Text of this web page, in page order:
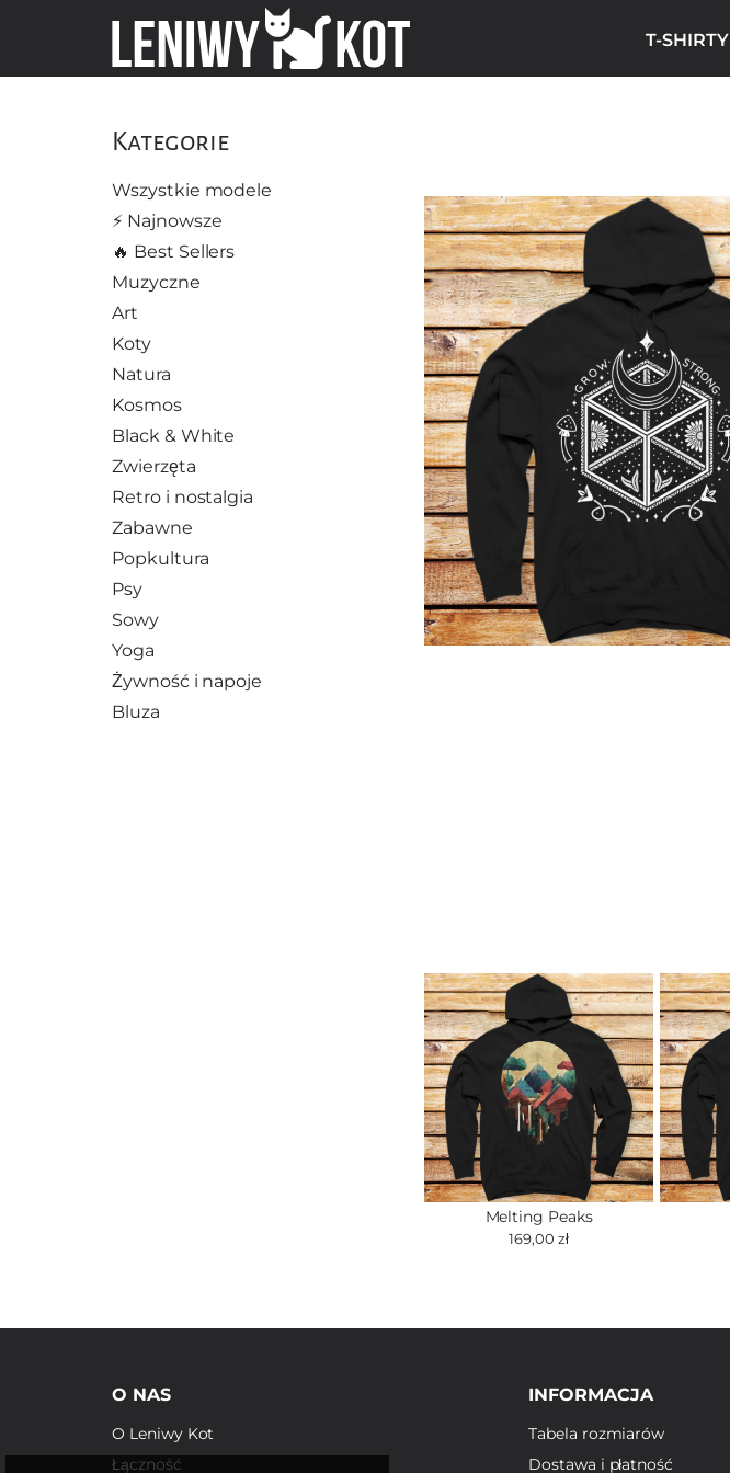
T-SHIRTY
Kategorie
Wszystkie modele
⚡️ Najnowsze
🔥 Best Sellers
Muzyczne
Art
Koty
Natura
Kosmos
Black & White
Zwierzęta
Retro i nostalgia
Zabawne
Popkultura
Psy
Sowy
Yoga
Żywność i napoje
Bluza
Melting Peaks
169,00 zł
O NAS
O Leniwy Kot
Łączność
INFORMACJA
Tabela rozmiarów
Dostawa i płatność